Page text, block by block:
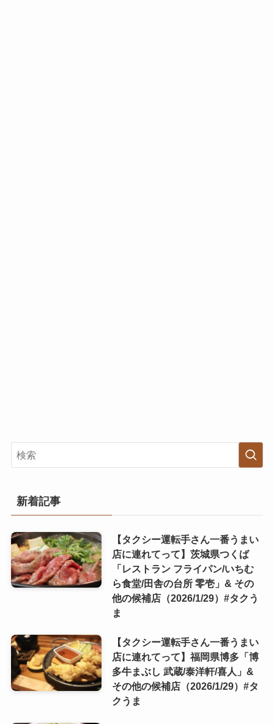
新着記事
【タクシー運転手さん一番うまい
店に連れてって】茨城県つくば
「レストラン フライパン/いちむ
ら食堂/田舎の台所 零壱」& その
他の候補店（2026/1/29）#タクう
ま
【タクシー運転手さん一番うまい
店に連れてって】福岡県博多「博
多牛まぶし 武蔵/泰洋軒/喜人」&
その他の候補店（2026/1/29）#タ
クうま